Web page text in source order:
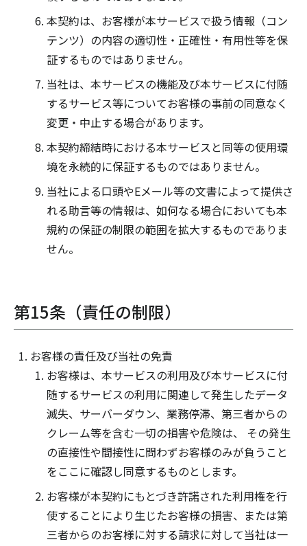
本契約は、お客様が本サービスで扱う情報（コン
テンツ）の内容の適切性・正確性・有用性等を保
証するものではありません。
当社は、本サービスの機能及び本サービスに付随
するサービス等についてお客様の事前の同意なく
変更・中止する場合があります。
本契約締結時における本サービスと同等の使用環
境を永続的に保証するものではありません。
当社による口頭やEメール等の文書によって提供さ
れる助言等の情報は、如何なる場合においても本
規約の保証の制限の範囲を拡大するものでありま
せん。
第15条（責任の制限）
お客様の責任及び当社の免責
お客様は、本サービスの利用及び本サービスに付
随するサービスの利用に関連して発生したデータ
滅失、サーバーダウン、業務停滞、第三者からの
クレーム等を含む一切の損害や危険は、 その発生
の直接性や間接性に問わずお客様のみが負うこと
をここに確認し同意するものとします。
お客様が本契約にもとづき許諾された利用権を行
使することにより生じたお客様の損害、または第
三者からのお客様に対する請求に対して当社は一